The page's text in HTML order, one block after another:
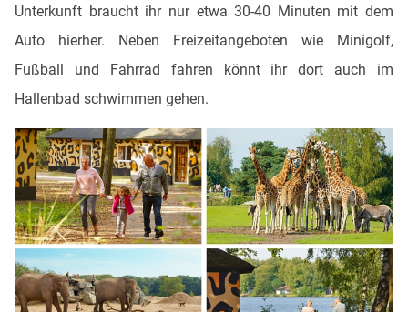
Unterkunft braucht ihr nur etwa 30-40 Minuten mit dem
Auto hierher. Neben Freizeitangeboten wie Minigolf,
Fußball und Fahrrad fahren könnt ihr dort auch im
Hallenbad schwimmen gehen.